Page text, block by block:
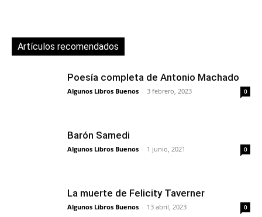
Artículos recomendados
Poesía completa de Antonio Machado
Algunos Libros Buenos - 3 febrero, 2023 0
Barón Samedi
Algunos Libros Buenos - 1 junio, 2021 0
La muerte de Felicity Taverner
Algunos Libros Buenos - 13 abril, 2023 0